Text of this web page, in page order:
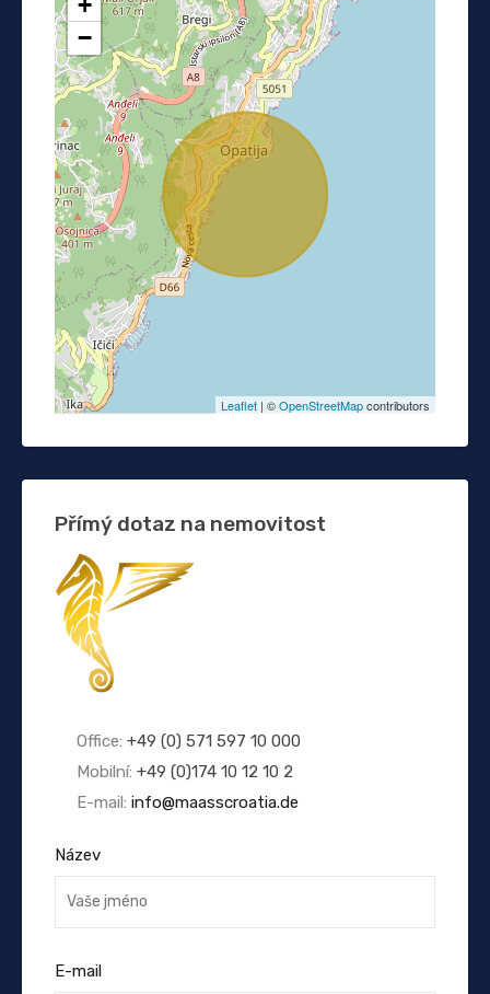
−
Leaflet | ©OpenStreetMapcontributors
Přímý dotaz na nemovitost
Office: +49 (0) 571 597 10 000
Mobilní: +49 (0)174 10 12 10 2
E-mail: info@maasscroatia.de
Název
E-mail